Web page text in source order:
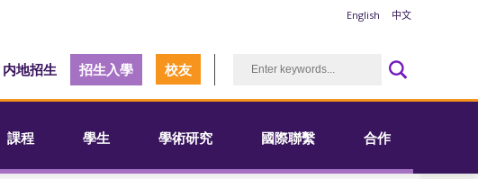
English 中文
内地招生 招生入學 校友
課程 學生 學術研究 國際聯繫 合作